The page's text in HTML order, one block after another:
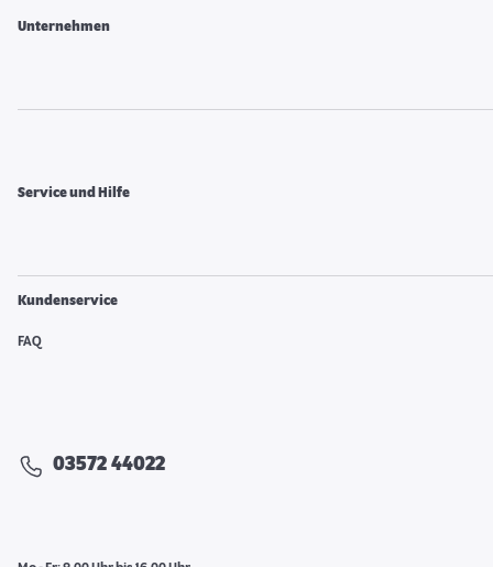
Unternehmen
Service und Hilfe
Kundenservice
FAQ
03572 44022